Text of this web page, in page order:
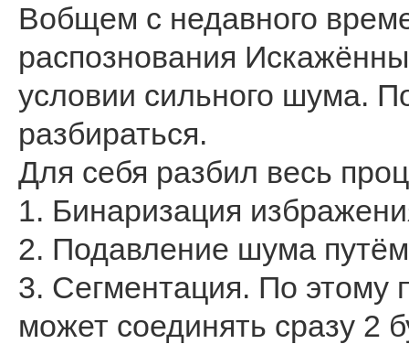
Вобщем с недавного
распознования
условии сильного шума.
разбираться.
Для себя разбил весь
1. Бинаризация
2. Подавление шума
3. Сегментация. По этому
может соединять сразу 2